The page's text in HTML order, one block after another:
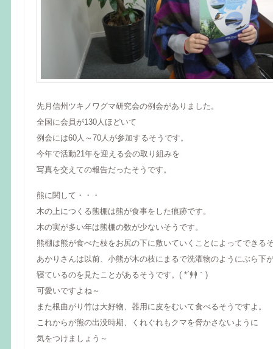
先月信州ツキノワグマ研究会の例会がありました。
全国に会員が130人ほどいて
例会には60人～70人が参加するそうです。
今年で活動21年を迎える会の取り組みを
写真を交えての報告だったそうです。
熊に関して・・・
木の上につくる熊棚は熊が食事をした痕跡です。
木の実が多い年は熊棚の数が少ないそうです。
熊棚は熊が食べた枝をお尻の下に敷いていくことによってできる
あかりさんは以前、小熊が木の枝にまるで洗濯物のようにぶら下
寝ているのを見たことがあるそうです。( *´艸｀)
可愛いですよね～
また根曲がり竹は大好物、器用に皮をむいて食べるそうですよ。
これからが熊の出没時期、くれぐれもクマを脅かさないように
気をつけましょう～